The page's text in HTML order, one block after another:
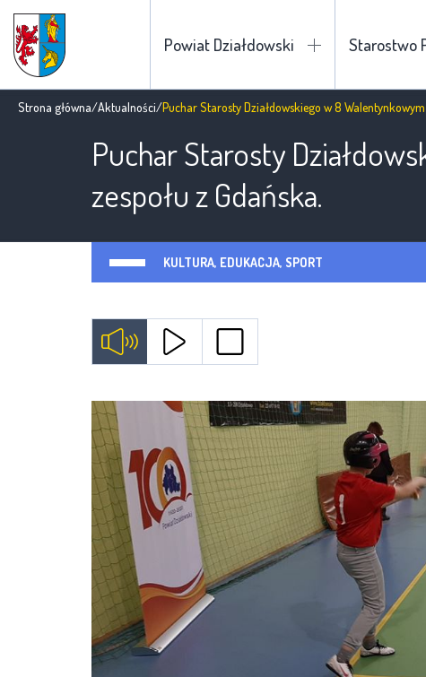
Powiat Działdowski Starostwo
Strona główna/Aktualności/Puchar Starosty Działdowskiego w 8
Puchar Starosty
zespołu z Gdańska.
KULTURA, EDUKACJA, SPORT